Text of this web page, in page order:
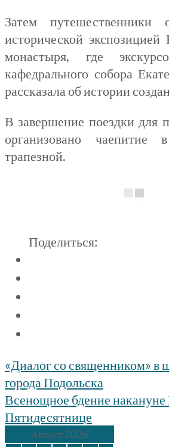
Затем путешественники
исторической экспозицией
монастыря, где
кафедрального собора
рассказала об истории
В завершение поездки для
организовано чаепитие
трапезной.
Поделиться:
Навигация
по
записям
«Диалог со священником»
города Подольска
Всенощное бдение
Пятидесятнице
Август 2026